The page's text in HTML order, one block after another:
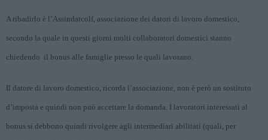
A ribadirlo è l’Assindatcolf, associazione dei datori di lavoro domestico,
secondo la quale in questi giorni molti collaboratori domestici stanno
chiedendo il bonus alle famiglie presso le quali lavorano.
Il datore di lavoro domestico, ricorda l’associazione, non è però un sostituto
d’imposta e quindi non può accettare la domanda. I lavoratori interessati al
bonus si debbono quindi rivolgere agli intermediari abilitati (quali, per